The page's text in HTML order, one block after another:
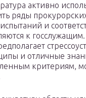
активно
ряды
и
к
и отличные
критериям,